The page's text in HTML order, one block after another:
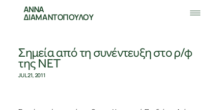
ΑΝΝΑ
ΔΙΑΜΑΝΤΟΠΟΥΛΟΥ
Σημεία από τη συνέντευξη στο ρ/φ
της ΝΕΤ
JUL 21, 2011